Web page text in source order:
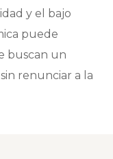
y el bajo
puede
buscan un
renunciar a la